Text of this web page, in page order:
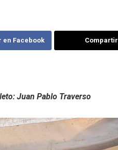
en Facebook
Juan Pablo Traverso